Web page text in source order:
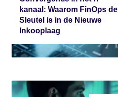
kanaal: Waarom FinOps de
Sleutel is in de Nieuwe
Inkooplaag